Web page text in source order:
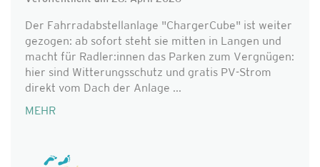
Der Fahrradabstellanlage "ChargerCube" ist weiter
gezogen: ab sofort steht sie mitten in Langen und
macht für Radler:innen das Parken zum Vergnügen:
hier sind Witterungsschutz und gratis PV-Strom
direkt vom Dach der Anlage ...
MEHR